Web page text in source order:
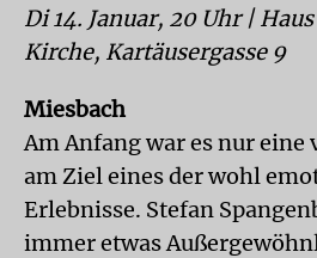
Di 14. Januar, 20 Uhr |
Kirche, Kartäusergasse 9
Miesbach
Am Anfang war es nur eine
am Ziel eines der wohl
Erlebnisse. Stefan
immer etwas